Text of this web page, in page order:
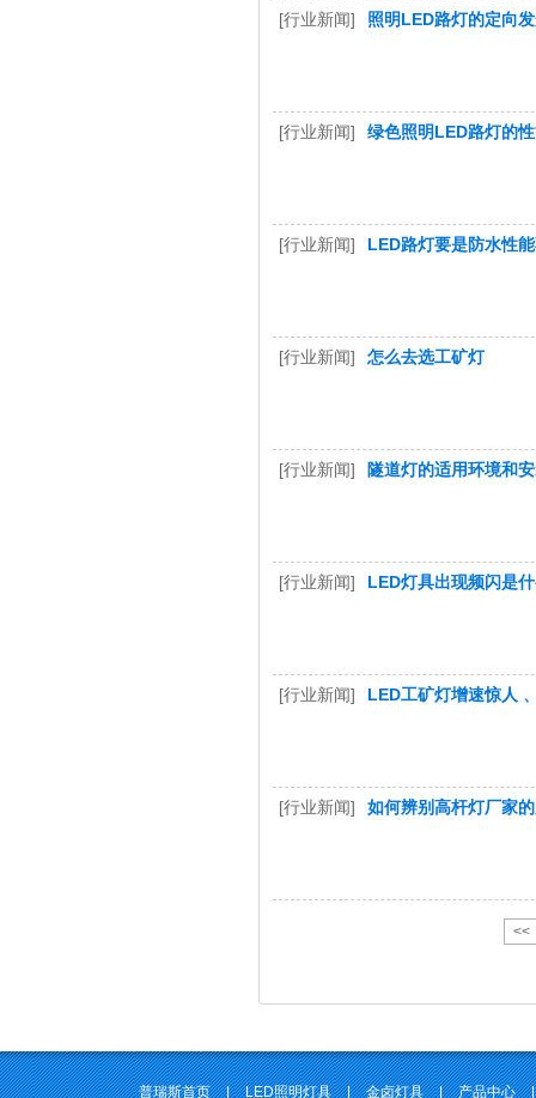
[行业新闻] 照明LED路灯的定向
[行业新闻] 绿色照明LED路灯的
[行业新闻] LED路灯要是防水性
[行业新闻] 怎么去选工矿灯
[行业新闻] 隧道灯的适用环境和
[行业新闻] LED灯具出现频闪是
[行业新闻] LED工矿灯增速惊人
[行业新闻] 如何辨别高杆灯厂家
<<
普瑞斯首页 | LED照明灯具 | 金卤灯具 | 产品中心 |